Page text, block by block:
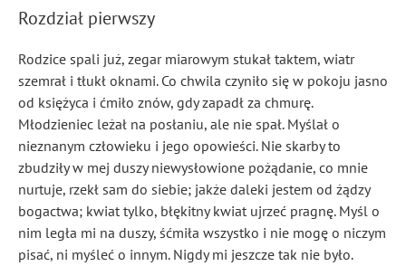
Rozdział pierwszy
Rodzice spali już, zegar miarowym stukał taktem, wiatr
szemrał i tłukł oknami. Co chwila czyniło się w pokoju jasno
od księżyca i ćmiło znów, gdy zapadł za chmurę.
Młodzieniec leżał na posłaniu, ale nie spał. Myślał o
nieznanym człowieku i jego opowieści. Nie skarby to
zbudziły w mej duszy niewysłowione pożądanie, co mnie
nurtuje, rzekł sam do siebie; jakże daleki jestem od żądzy
bogactwa; kwiat tylko, błękitny kwiat ujrzeć pragnę. Myśl o
nim legła mi na duszy, śćmiła wszystko i nie mogę o niczym
pisać, ni myśleć o innym. Nigdy mi jeszcze tak nie było.